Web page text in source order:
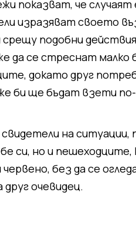
показват, че случаят
изразяват своето
подобни
да се стреснат
докато друг
би ще бъдат взети
на
си, но и
без да се
очевидец.